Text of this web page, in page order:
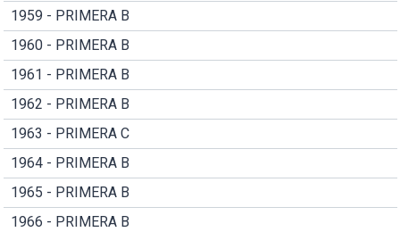
1959 - PRIMERA B
1960 - PRIMERA B
1961 - PRIMERA B
1962 - PRIMERA B
1963 - PRIMERA C
1964 - PRIMERA B
1965 - PRIMERA B
1966 - PRIMERA B